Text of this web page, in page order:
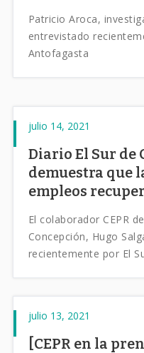
Patricio Aroca,
entrevistado
Antofagasta
julio 14, 2021
Diario El Sur de
demuestra que
empleos
El colaborador CEPR
Concepción, Hugo
recientemente por El
julio 13, 2021
[CEPR en la